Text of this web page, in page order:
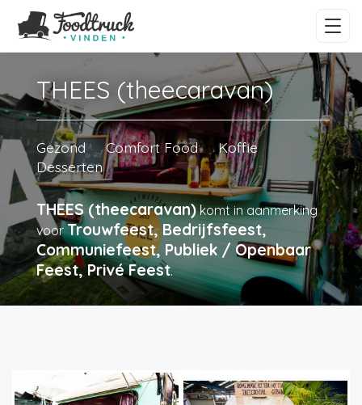
THEES (theecaravan)
Gezond Comfort Food
Koffie
Desserten
THEES (theecaravan)komt in aanmerking
voorTrouwfeest, Bedrijfsfeest,
Communiefeest, Publiek / Openbaar
Feest, Privé Feest.